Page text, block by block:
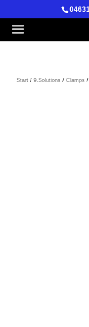
Start /9.Solutions /Clamps /